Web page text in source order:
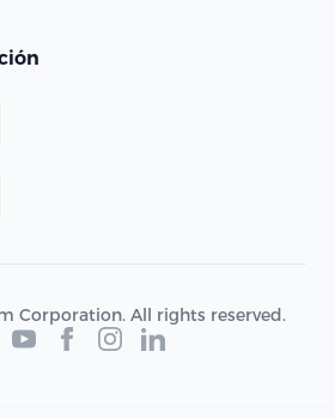
Corporation. All rights reserved.